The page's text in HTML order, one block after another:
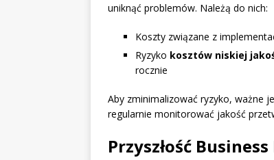
uniknąć problemów. Należą do nich:
Koszty związane z
Ryzyko kosztów niskiej
rocznie
Aby zminimalizować ryzyko, ważne
regularnie monitorować jakość
Przyszłość